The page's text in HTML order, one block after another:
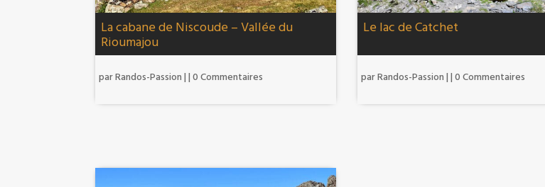
La cabane de Niscoude – Vallée du
Rioumajou
parRandos-Passion || 0 Commentaires
Le lac de Catchet
parRandos-Passion | | 0 Commentaires